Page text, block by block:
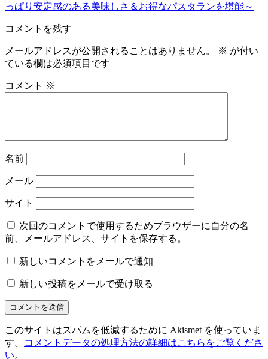
っぱり安定感のある美味しさ＆お得なパスタランを堪能～
コメントを残す
メールアドレスが公開されることはありません。 ※ が付い
ている欄は必須項目です
コメント ※
名前
メール
サイト
次回のコメントで使用するためブラウザーに自分の名
前、メールアドレス、サイトを保存する。
新しいコメントをメールで通知
新しい投稿をメールで受け取る
このサイトはスパムを低減するために Akismet を使っていま
す。
コメントデータの処理方法の詳細はこちらをご覧くださ
い。